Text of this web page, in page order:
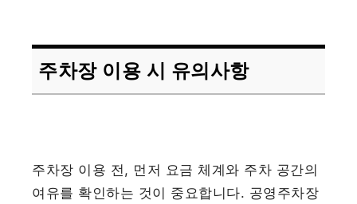
주차장 이용 시 유의사항
주차장 이용 전, 먼저 요금 체계와 주차 공간의
여유를 확인하는 것이 중요합니다. 공영주차장